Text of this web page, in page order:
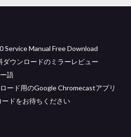
Service Manual Free Download
ウンロードのミラーレビュー
語
ード用のGoogle Chromecastアプリ
ドをお待ちください